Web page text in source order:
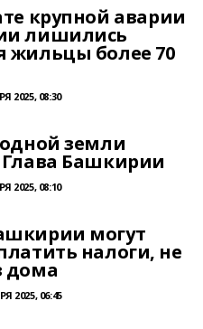
крупной аварии
лишились
жильцы более 70
2025, 08:30
земли
Глава Башкирии
2025, 08:10
могут
налоги, не
дома
2025, 06:45